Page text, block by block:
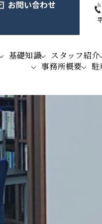
基礎知識 スタッフ紹介
事務所概要
駐
お問い合わせ